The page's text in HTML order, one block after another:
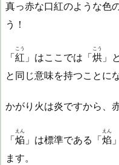
真っ赤な口紅のような色
う！
「紅
こう
」はここでは「烘
こう
」
と同じ意味を持つことに
かがり火は炎ですから、
「焔
えん
」は標準である「焰
えん
ます。